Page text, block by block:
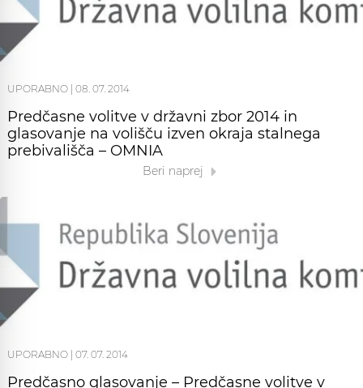
UPORABNO 08. 07. 2014
Predčasne volitve v državni zbor 2014 in
glasovanje na volišču izven okraja stalnega
prebivališča – OMNIA
Beri naprej
UPORABNO 07. 07. 2014
Predčasno glasovanje – Predčasne volitve v